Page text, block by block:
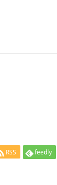
RSS feedly